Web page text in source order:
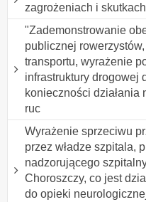
zagrożeniach i
"Zademonstrowanie
publicznej
transportu, wyrażenie
infrastruktury drogowej
konieczności
ruc
Wyrażenie sprzeciwu
przez władze szpitala,
nadzorującego
Choroszczy, co jest
do opieki